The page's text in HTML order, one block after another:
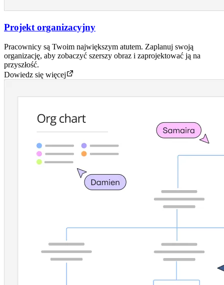
Projekt organizacyjny
Pracownicy są Twoim największym atutem. Zaplanuj swoją
organizację, aby zobaczyć szerszy obraz i zaprojektować ją na
przyszłość.
Dowiedz się więcej